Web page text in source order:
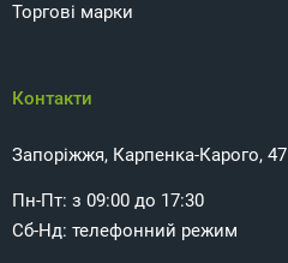
Торгові марки
Контакти
Запоріжжя, Карпенка-Карого, 47
Пн-Пт: з 09:00 до 17:30
Сб-Нд: телефонний режим